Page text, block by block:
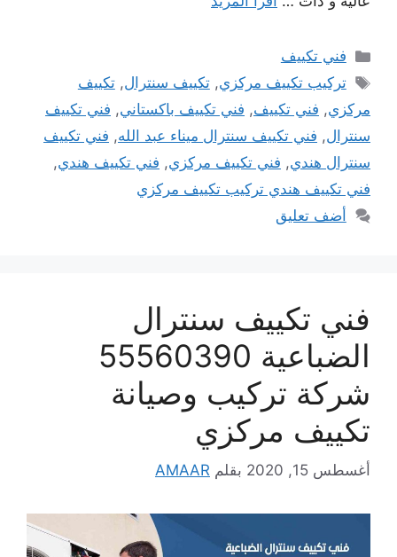
التصنيفات
فني تكييف
الوسوم
تركيب تكييف مركزي,تكييف سنترال,تكييف
مركزي, فني تكييف, فني تكييف باكستاني, فني تكييف
سنترال, فني تكييف سنترال ميناء عبد الله, فني تكييف
سنترال هندي, فني تكييف مركزي, فني تكييف هندي,
فني تكييف هندي تركيب تكييف مركزي
أضف تعليق
فني تكييف سنترال
الضباعية 55560390
شركة تركيب وصيانة
تكييف مركزي
أغسطس 15, 2020 بقلم AMAAR